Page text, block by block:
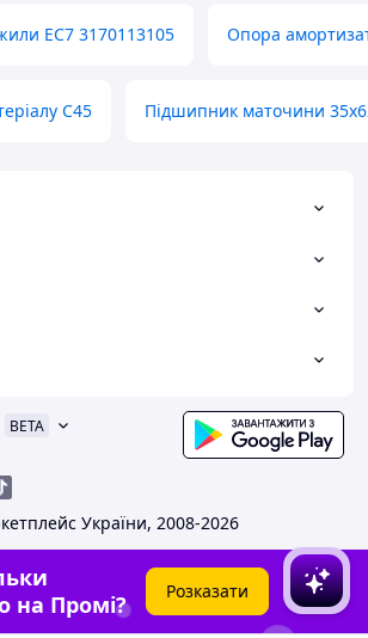
EC7 3170113105 Опора
C45 Підшипник маточини
BETA
України, 2008-2026
на Промі?
Розказати